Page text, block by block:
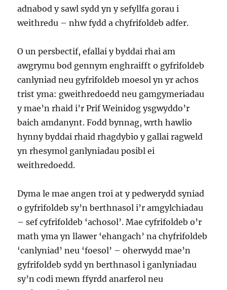
adnabod y sawl sydd yn y sefyllfa gorau i
weithredu – nhw fydd a chyfrifoldeb adfer.
O un persbectif, efallai y byddai rhai am
awgrymu bod gennym enghraifft o gyfrifoldeb
canlyniad neu gyfrifoldeb moesol yn yr achos
trist yma: gweithredoedd neu gamgymeriadau
y mae’n rhaid i’r Prif Weinidog ysgwyddo’r
baich amdanynt. Fodd bynnag, wrth hawlio
hynny byddai rhaid rhagdybio y gallai ragweld
yn rhesymol ganlyniadau posibl ei
weithredoedd.
Dyma le mae angen troi at y pedwerydd syniad
o gyfrifoldeb sy’n berthnasol i’r amgylchiadau
– sef cyfrifoldeb ‘achosol’. Mae cyfrifoldeb o’r
math yma yn llawer ‘ehangach’ na chyfrifoldeb
‘canlyniad’ neu ‘foesol’ – oherwydd mae’n
gyfrifoldeb sydd yn berthnasol i ganlyniadau
sy’n codi mewn ffyrdd anarferol neu